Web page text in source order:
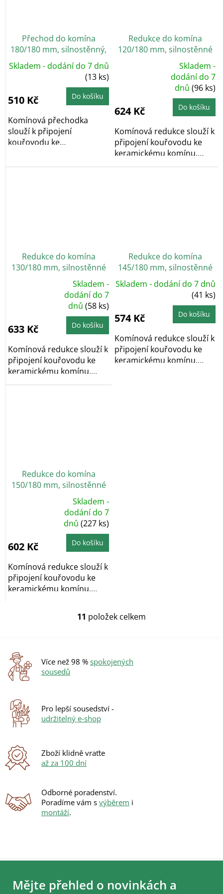
Přechod do komína
180/180 mm, silnostěnný,
s těs. šňůrou, černá
Skladem - dodání do 7 dnů
(13 ks)
510 Kč Do košíku
Komínová přechodka
slouží k připojení
kouřovodu ke
Určeno pro...
Redukce do komína
120/180 mm, silnostěnné
1,5 mm, s těs. šňůrou,
černá
z
5
hvězdiček.
Skladem -
dodání do 7
dnů(96 ks)
624 Kč Do košíku
Komínová redukce slouží k
připojení kouřovodu ke
keramickému komínu.
Určeno pro...
Redukce do komína
130/180 mm, silnostěnné
1,5 mm, s těs. šňůrou,
černá
z
5
hvězdiček.
Skladem -
dodání do 7
dnů(58 ks)
633 Kč Do košíku
Komínová redukce slouží k
připojení kouřovodu ke
keramickému komínu.
Určeno pro...
Redukce do komína
145/180 mm, silnostěnné
1,5 mm, s těs. šňůrou,
černá
Skladem - dodání do 7 dnů
(41 ks)
574 Kč Do košíku
Komínová redukce slouží k
připojení kouřovodu ke
keramickému komínu.
Redukce do komína
150/180 mm, silnostěnné
1,5 mm, s těs. šňůrou,
černá
z
5
hvězdiček.
Skladem -
dodání do 7
dnů(227 ks)
602 Kč Do košíku
Komínová redukce slouží k
připojení kouřovodu ke
keramickému komínu.
O
d
a
u
11 položek celkem
Více než 98 % spokojených
sousedů
Pro lepší sousedství -
udržitelný e-shop
Zboží klidně vraťte
až za 100 dní
Odborné poradenství.
Poradíme vám s výběrem i
montáží.
Z
Mějte přehled o novinkách a